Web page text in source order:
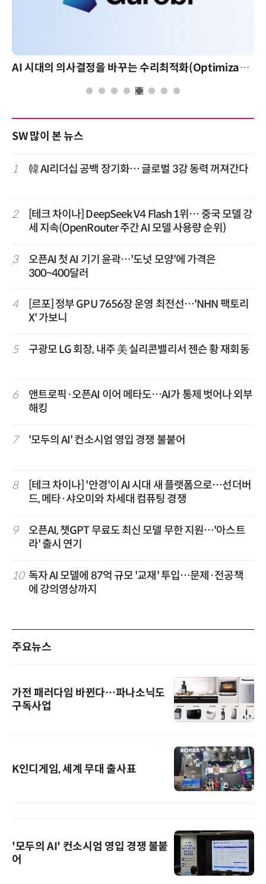
AI 시대의 의사결정을 바꾸는 수리최적화(Optimization): 실제 산업 적용 사례와 활용 전략 AI 핀옵스 실전 세미나: 폭증
SW 많이 본 뉴스
1 韓 AI리더십 공백 장기화… 글로벌 3강 동력 꺼져간다
2
[테크 차이나] DeepSeek V4 Flash 1위… 중국 모델 강
세 지속(OpenRouter 주간 AI 모델 사용량 순위)
3
오픈AI 첫 AI 기기 윤곽…'도넛 모양'에 가격은
300~400달러
4
[르포] 정부 GPU 7656장 운영 최전선…'NHN 팩토리
X' 가보니
5 구광모 LG 회장, 내주 美 실리콘밸리서 젠슨 황 재회동
6
앤트로픽·오픈AI 이어 메타도…AI가 통제 벗어나 외부
해킹
7 '모두의 AI' 컨소시엄 영입 경쟁 불붙어
8
[테크 차이나] '안경'이 AI 시대 새 플랫폼으로…선더버
드, 메타·샤오미와 차세대 컴퓨팅 경쟁
9
오픈AI, 챗GPT 무료도 최신 모델 무한 지원…'아스트
라' 출시 연기
10 독자 AI 모델에 87억 규모 '교재' 투입…문제·전공책
에 강의영상까지
주요뉴스
가전 패러다임 바뀐다…파나소닉도
구독사업
K인디게임, 세계 무대 출사표
'모두의 AI' 컨소시엄 영입 경쟁 불붙
어